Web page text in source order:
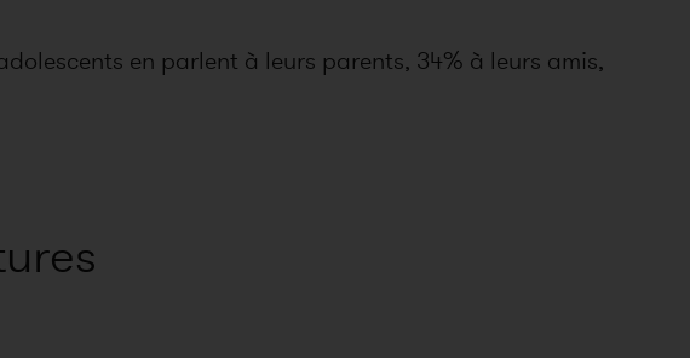
en parlent à leurs parents, 34% à leurs amis,